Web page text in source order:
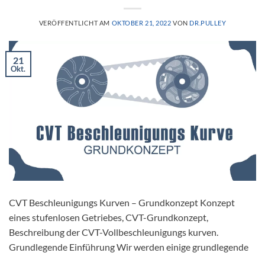
VERÖFFENTLICHT AM OKTOBER 21, 2022 VON DR.PULLEY
21
Okt.
CVT Beschleunigungs Kurven – Grundkonzept Konzept
eines stufenlosen Getriebes, CVT-Grundkonzept,
Beschreibung der CVT-Vollbeschleunigungs kurven.
Grundlegende Einführung Wir werden einige grundlegende